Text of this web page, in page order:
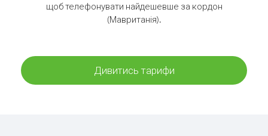
щоб телефонувати найдешевше за кордон
(Мавританія).
Дивитись тарифи